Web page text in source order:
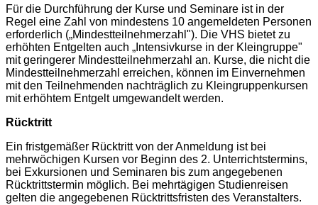
Für die Durchführung der Kurse und Seminare ist in der
Regel eine Zahl von mindestens 10 angemeldeten Personen
erforderlich („Mindestteilnehmerzahl"). Die VHS bietet zu
erhöhten Entgelten auch „Intensivkurse in der Kleingruppe"
mit geringerer Mindestteilnehmerzahl an. Kurse, die nicht die
Mindestteilnehmerzahl erreichen, können im Einvernehmen
mit den Teilnehmenden nachträglich zu Kleingruppenkursen
mit erhöhtem Entgelt umgewandelt werden.
Rücktritt
Ein fristgemäßer Rücktritt von der Anmeldung ist bei
mehrwöchigen Kursen vor Beginn des 2. Unterrichtstermins,
bei Exkursionen und Seminaren bis zum angegebenen
Rücktrittstermin möglich. Bei mehrtägigen Studienreisen
gelten die angegebenen Rücktrittsfristen des Veranstalters.